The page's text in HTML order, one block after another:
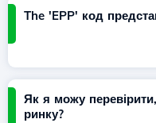
The 'EPP' код
Як я можу
ринку?